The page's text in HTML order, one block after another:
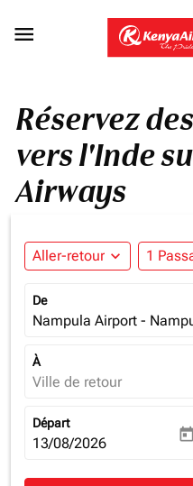

Réservez
vers l'Inde
Airways
Aller-retour expand_more 1
De
Nampula Airport -
À
Ville de retour
Départ
fc-booking-departure-
13/08/2026 today